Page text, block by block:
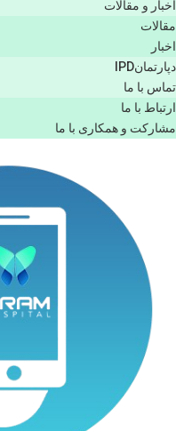
اخبار و مقالات
مقالات
اخبار
دپارتمانIPD
تماس با ما
ارتباط با ما
مشاركت و همكاری با ما